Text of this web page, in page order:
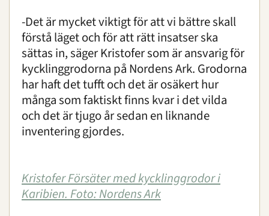
-Det är mycket viktigt för att vi bättre skall
förstå läget och för att rätt insatser ska
sättas in, säger Kristofer som är ansvarig för
kycklinggrodorna på Nordens Ark. Grodorna
har haft det tufft och det är osäkert hur
många som faktiskt finns kvar i det vilda
och det är tjugo år sedan en liknande
inventering gjordes.
Kristofer Försäter med kycklinggrodor i
Karibien. Foto: Nordens Ark